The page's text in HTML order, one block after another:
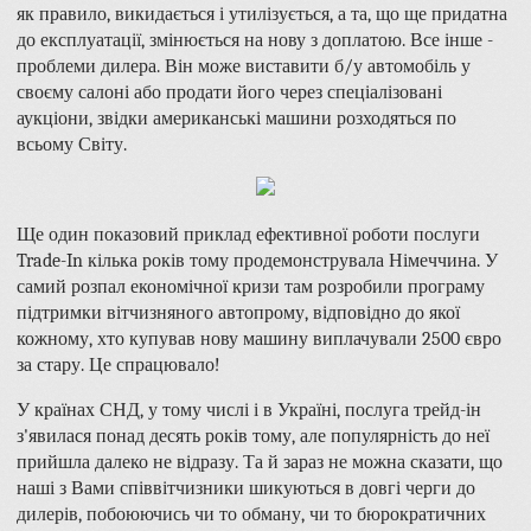
як правило, викидається і утилізується, а та, що ще придатна
до експлуатації, змінюється на нову з доплатою. Все інше -
проблеми дилера. Він може виставити б/у автомобіль у
своєму салоні або продати його через спеціалізовані
аукціони, звідки американські машини розходяться по
всьому Світу.
Ще один показовий приклад ефективної роботи послуги
Trade-In кілька років тому продемонструвала Німеччина. У
самий розпал економічної кризи там розробили програму
підтримки вітчизняного автопрому, відповідно до якої
кожному, хто купував нову машину виплачували 2500 євро
за стару. Це спрацювало!
У країнах СНД, у тому числі і в Україні, послуга трейд-ін
з'явилася понад десять років тому, але популярність до неї
прийшла далеко не відразу. Та й зараз не можна сказати, що
наші з Вами співвітчизники шикуються в довгі черги до
дилерів, побоюючись чи то обману, чи то бюрократичних